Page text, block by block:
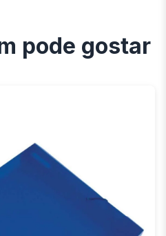
pode gostar